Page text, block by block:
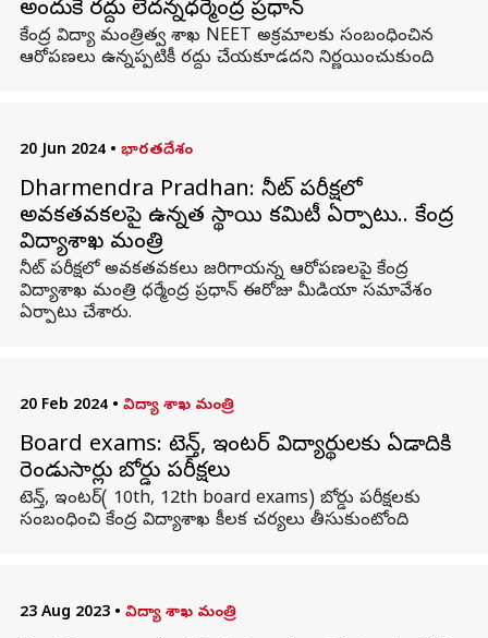
అందుకే రద్దు లేదన్నధర్మేంద్ర ప్రధాన్
కేంద్ర విద్యా మంత్రిత్వ శాఖ NEET అక్రమాలకు సంబంధించిన
ఆరోపణలు ఉన్నప్పటికీ రద్దు చేయకూడదని నిర్ణయించుకుంది.
20 Jun 2024 • భారతదేశం
Dharmendra Pradhan: నీట్ పరీక్షలో
అవకతవకలపై ఉన్నత స్థాయి కమిటీ ఏర్పాటు.. కేంద్ర
విద్యాశాఖ మంత్రి
నీట్ పరీక్షలో అవకతవకలు జరిగాయన్న ఆరోపణలపై కేంద్ర
విద్యాశాఖ మంత్రి ధర్మేంద్ర ప్రధాన్ ఈరోజు మీడియా సమావేశం
ఏర్పాటు చేశారు.
20 Feb 2024 • విద్యా శాఖ మంత్రి
Board exams: టెన్త్, ఇంటర్ విద్యార్థులకు ఏడాదికి
రెండుసార్లు బోర్డు పరీక్షలు
టెన్త్, ఇంటర్( 10th, 12th board exams) బోర్డు పరీక్షలకు
సంబంధించి కేంద్ర విద్యాశాఖ కీలక చర్యలు తీసుకుంటోంది.
23 Aug 2023 • విద్యా శాఖ మంత్రి